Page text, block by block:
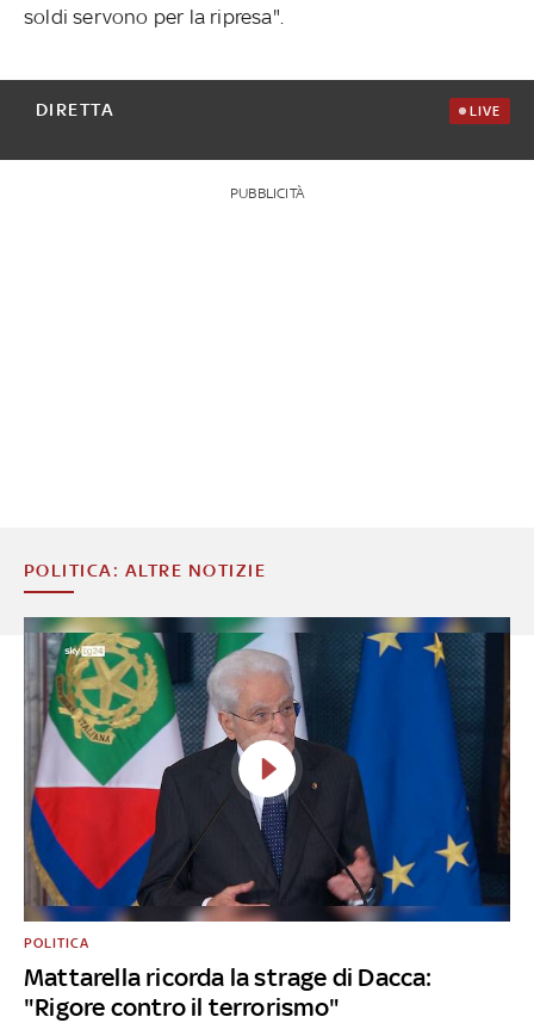
soldi servono per la ripresa".
DIRETTA LIVE
PUBBLICITÀ
POLITICA: ALTRE NOTIZIE
Mattarella ricorda la strage di Dacca:
"Rigore contro il terrorismo"
POLITICA